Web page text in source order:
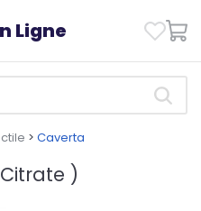
Ligne
> Caverta
)